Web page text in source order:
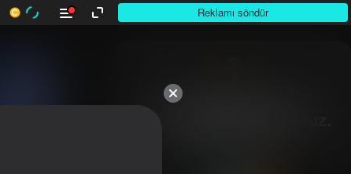
Reklamı söndür
10,000-dən çox